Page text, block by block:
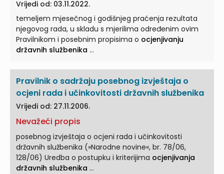
23. (1) Na ocjenjivanje učinkovitosti rada namještenika
odgovarajuće se primjenjuju kriteriji zaocjenjivanje
državnih službenika... Danom stupanja na snagu ove
Uredbe prestaje važiti Uredba o postupku i kriterijima
ocjenjivanja državnih službenika
Vrijedi od: 03.11.2022.
temeljem mjesečnog i godišnjeg praćenja rezultata
njegovog rada, u skladu s mjerilima određenim ovim
Pravilnikom i posebnim propisima o ocjenjivanju
državnih službenika ...
Pravilnik o sadržaju posebnog izvještaja o
ocjeni rada i učinkovitosti državnih službenika
Vrijedi od: 27.11.2006.
Nevažeći propis
posebnog izvještaja o ocjeni rada i učinkovitosti
državnih službenika (»Narodne novine«, br. 78/06,
128/06) Uredba o postupku i kriterijima ocjenjivanja
državnih službenika ...